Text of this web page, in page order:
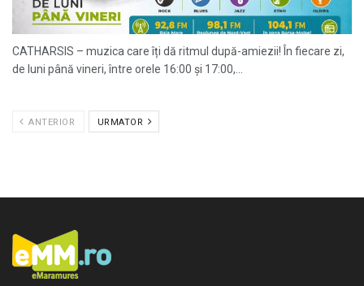
CATHARSIS – muzica care îți dă ritmul după-amiezii! În fiecare zi,
de luni până vineri, între orele 16:00 și 17:00,...
ANTERIOR URMATOR